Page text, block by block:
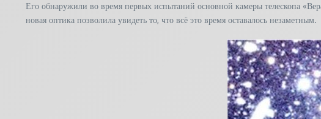
Его обнаружили во время первых испытаний основной камеры телескопа
новая оптика позволила увидеть то, что всё это время оставалось незаметным.